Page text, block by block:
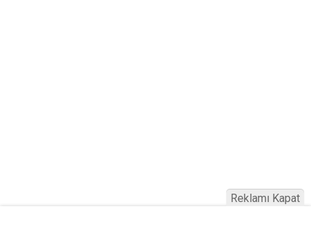
Reklamı Kapat